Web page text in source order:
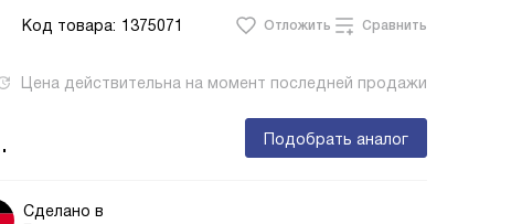
Код товара: 1375071 Отложить Сравнить
Цена действительна на момент последней продажи
Подобрать аналог
Сделано в